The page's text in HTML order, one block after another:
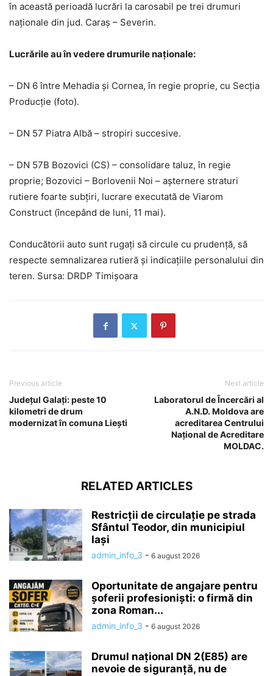
în această perioadă lucrări la carosabil pe trei drumuri
naționale din jud. Caraș – Severin.
Lucrările au în vedere drumurile naționale:
– DN 6 între Mehadia și Cornea, în regie proprie, cu Secția
Producție (foto).
– DN 57 Piatra Albă – stropiri succesive.
– DN 57B Bozovici (CS) – consolidare taluz, în regie
proprie; Bozovici – Borlovenii Noi – așternere straturi
rutiere foarte subțiri, lucrare executată de Viarom
Construct (începând de luni, 11 mai).
Conducătorii auto sunt rugați să circule cu prudență, să
respecte semnalizarea rutieră și indicațiile personalului din
teren. Sursa: DRDP Timișoara
Previous article
Județul Galați: peste 10
kilometri de drum
modernizat în comuna Liești
Next article
Laboratorul de Încercări al
A.N.D. Moldova are
acreditarea Centrului
Național de Acreditare
MOLDAC.
RELATED ARTICLES
Restricții de circulație pe strada
Sfântul Teodor, din municipiul
Iași
admin_info_3 - 6 august 2026
Oportunitate de angajare pentru
șoferii profesioniști: o firmă din
zona Roman...
admin_info_3 - 6 august 2026
Drumul național DN 2(E85) are
nevoie de siguranță, nu de